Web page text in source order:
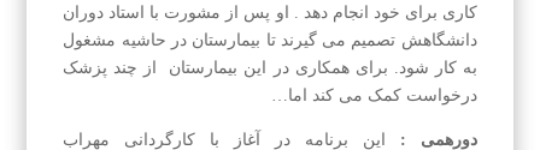
کاری برای خود انجام دهد . او پس از مشورت با استاد دوران
دانشگاهش تصمیم می گیرند تا بیمارستان در حاشیه مشغول
به کار شود. برای همکاری در این بیمارستان از چند پزشک
درخواست کمک می کند اما…
دورهمی : این برنامه در آغاز با کارگردانی مهراب